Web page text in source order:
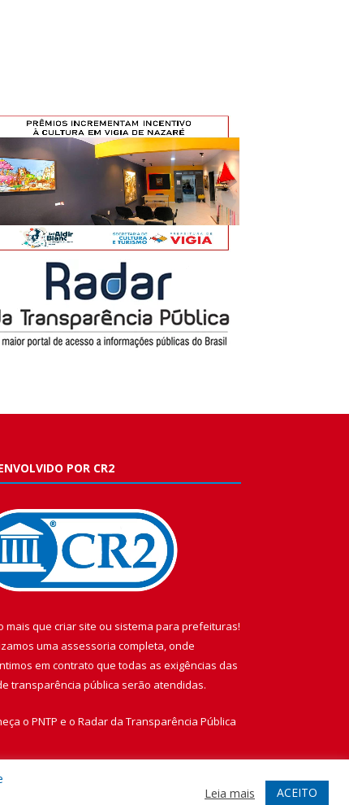
POR CR2
mais que criar site ou sistema para prefeituras!
uma assessoria completa, onde
em contrato que todas as exigências das
transparência pública serão atendidas.
o PNTP e o Radar da Transparência Pública
Leia mais ACEITO